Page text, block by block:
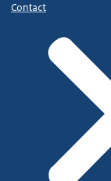
Contact